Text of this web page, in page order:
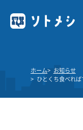
ホーム
お知らせ
ひとくち食べれば